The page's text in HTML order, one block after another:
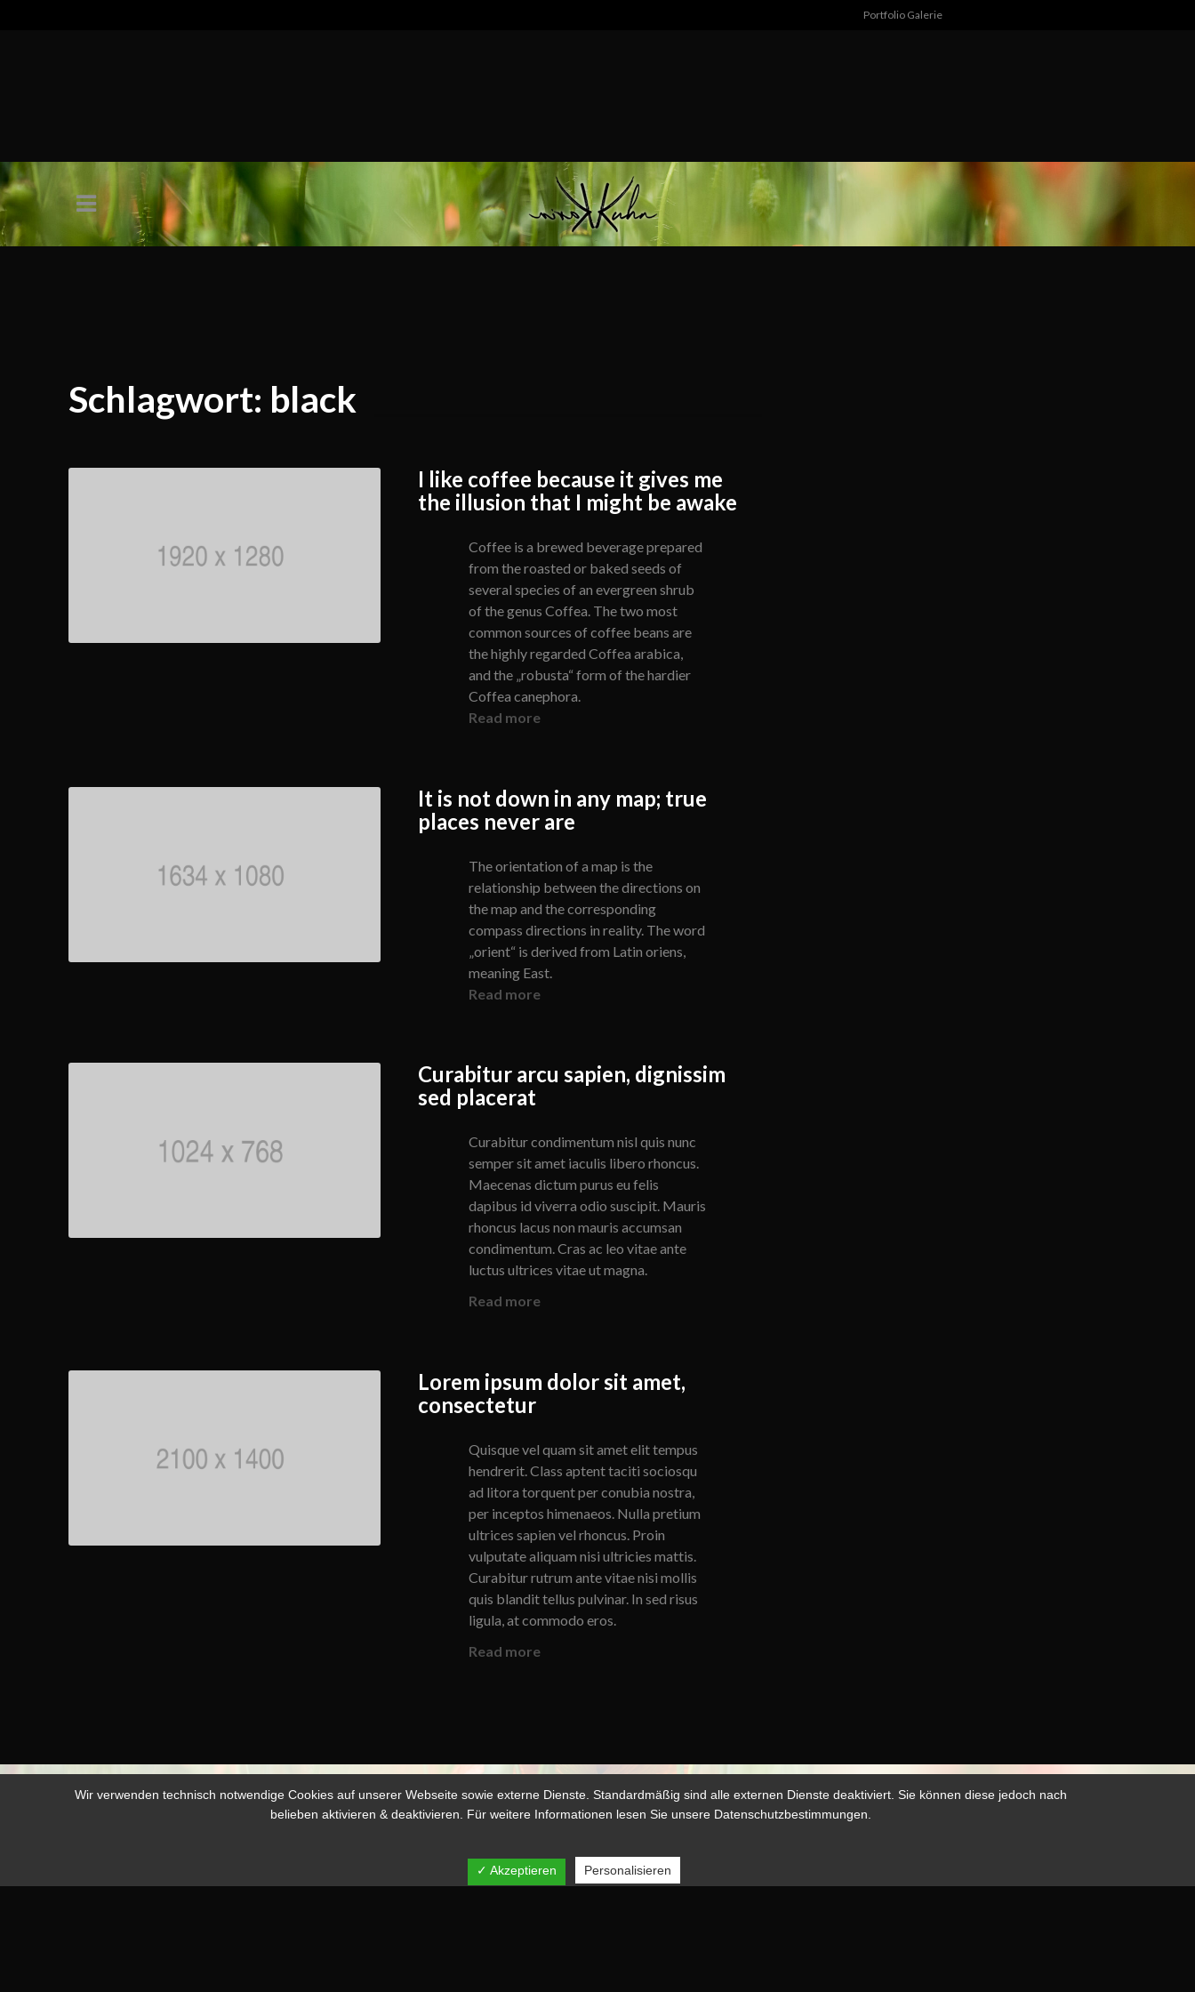
Portfolio Galerie
Schlagwort: black
I like coffee because it gives me
the illusion that I might be awake
Coffee is a brewed beverage prepared
from the roasted or baked seeds of
several species of an evergreen shrub
of the genus Coffea. The two most
common sources of coffee beans are
the highly regarded Coffea arabica,
and the „robusta“ form of the hardier
Coffea canephora.
Read more
It is not down in any map; true
places never are
The orientation of a map is the
relationship between the directions on
the map and the corresponding
compass directions in reality. The word
„orient“ is derived from Latin oriens,
meaning East.
Read more
Curabitur arcu sapien, dignissim
sed placerat
Curabitur condimentum nisl quis nunc
semper sit amet iaculis libero rhoncus.
Maecenas dictum purus eu felis
dapibus id viverra odio suscipit. Mauris
rhoncus lacus non mauris accumsan
condimentum. Cras ac leo vitae ante
luctus ultrices vitae ut magna.
Read more
Lorem ipsum dolor sit amet,
consectetur
Quisque vel quam sit amet elit tempus
hendrerit. Class aptent taciti sociosqu
ad litora torquent per conubia nostra,
per inceptos himenaeos. Nulla pretium
ultrices sapien vel rhoncus. Proin
vulputate aliquam nisi ultricies mattis.
Curabitur rutrum ante vitae nisi mollis
quis blandit tellus pulvinar. In sed risus
ligula, at commodo eros.
Read more
Copyright Karin Kuhn, All Rights Reserved | Jegliche Kopie, Vervielfältigung, Download oder
Wir verwenden technisch notwendige Cookies auf unserer Webseite sowie externe Dienste. Standardmäßig sind alle externen Dienste deaktiviert. Sie können diese jedoch nach
belieben aktivieren & deaktivieren. Für weitere Informationen lesen Sie unsere Datenschutzbestimmungen.
✓ Akzeptieren Personalisieren